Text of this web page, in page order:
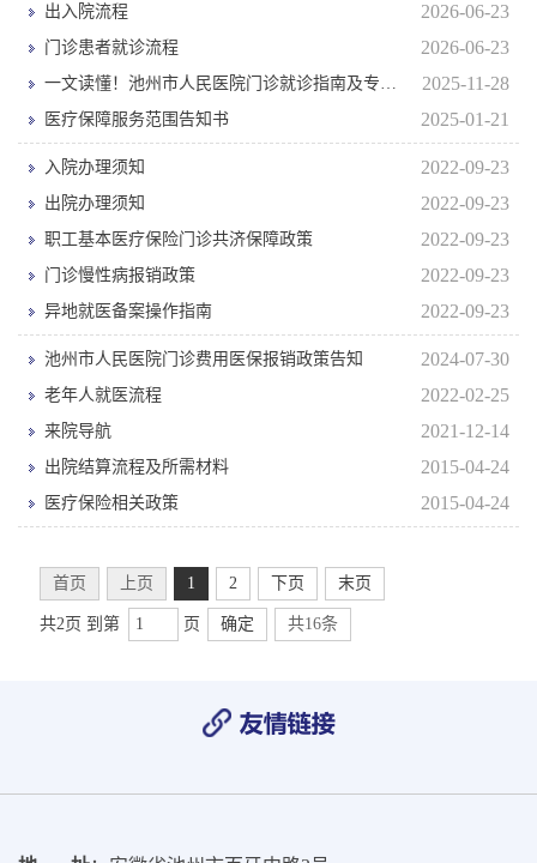
2026-06-23
出入院流程
2026-06-23
门诊患者就诊流程
2025-11-28
一文读懂！池州市人民医院门诊就诊指南及专家专病门诊排班表
2025-01-21
医疗保障服务范围告知书
2022-09-23
入院办理须知
2022-09-23
出院办理须知
2022-09-23
职工基本医疗保险门诊共济保障政策
2022-09-23
门诊慢性病报销政策
2022-09-23
异地就医备案操作指南
2024-07-30
池州市人民医院门诊费用医保报销政策告知
2022-02-25
老年人就医流程
2021-12-14
来院导航
2015-04-24
出院结算流程及所需材料
2015-04-24
医疗保险相关政策
首页 上页 1 2 下页 末页
共2页 到第 页 确定 共16条